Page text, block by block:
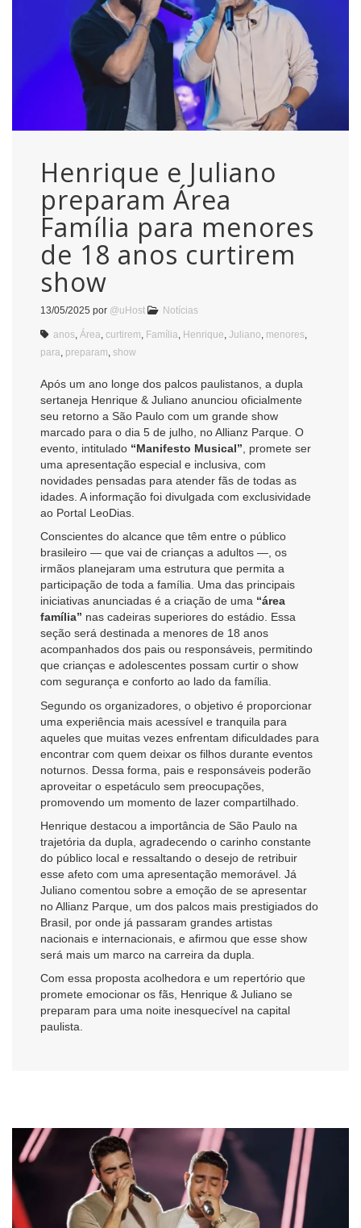
Henrique e Juliano
preparam Área
Família para menores
de 18 anos curtirem
show
13/05/2025 por @uHost Notícias
anos Área curtirem Família Henrique Juliano menores
para preparam show
Após um ano longe dos palcos paulistanos, a dupla
sertaneja Henrique & Juliano anunciou oficialmente
seu retorno a São Paulo com um grande show
marcado para o dia 5 de julho, no Allianz Parque. O
evento, intitulado “Manifesto Musical” , promete ser
uma apresentação especial e inclusiva, com
novidades pensadas para atender fãs de todas as
idades. A informação foi divulgada com exclusividade
ao Portal LeoDias.
Conscientes do alcance que têm entre o público
brasileiro — que vai de crianças a adultos —, os
irmãos planejaram uma estrutura que permita a
participação de toda a família. Uma das principais
iniciativas anunciadas é a criação de uma “área
família” nas cadeiras superiores do estádio. Essa
seção será destinada a menores de 18 anos
acompanhados dos pais ou responsáveis, permitindo
que crianças e adolescentes possam curtir o show
com segurança e conforto ao lado da família.
Segundo os organizadores, o objetivo é proporcionar
uma experiência mais acessível e tranquila para
aqueles que muitas vezes enfrentam dificuldades para
encontrar com quem deixar os filhos durante eventos
noturnos. Dessa forma, pais e responsáveis poderão
aproveitar o espetáculo sem preocupações,
promovendo um momento de lazer compartilhado.
Henrique destacou a importância de São Paulo na
trajetória da dupla, agradecendo o carinho constante
do público local e ressaltando o desejo de retribuir
esse afeto com uma apresentação memorável. Já
Juliano comentou sobre a emoção de se apresentar
no Allianz Parque, um dos palcos mais prestigiados do
Brasil, por onde já passaram grandes artistas
nacionais e internacionais, e afirmou que esse show
será mais um marco na carreira da dupla.
Com essa proposta acolhedora e um repertório que
promete emocionar os fãs, Henrique & Juliano se
preparam para uma noite inesquecível na capital
paulista.